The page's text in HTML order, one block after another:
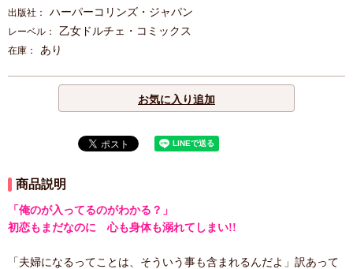
出版社： ハーパーコリンズ・ジャパン
レーベル： 乙女ドルチェ・コミックス
在庫： あり
お気に入り追加
商品説明
「俺のが入ってるのがわかる？」
初恋もまだなのに 心も身体も溺れてしまい!!
「夫婦になるってことは、そういう事も含まれるんだよ」訳あって